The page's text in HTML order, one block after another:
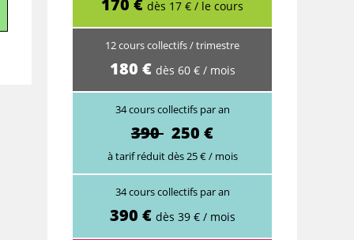
dès 17 € / le cours
12 cours collectifs / trimestre
180 € dès 60 € / mois
34 cours collectifs par an
390 250 €
à tarif réduit dès 25 € / mois
34 cours collectifs par an
390 € dès 39 € / mois